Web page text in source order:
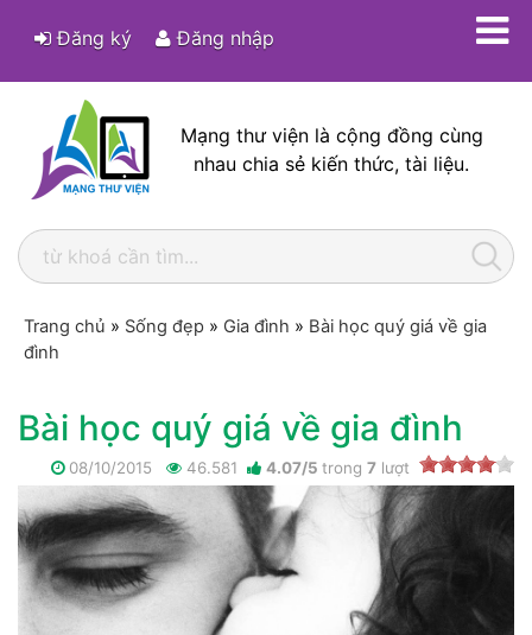
Đăng ký Đăng nhập
Mạng thư viện là cộng đồng cùng
nhau chia sẻ kiến thức, tài liệu.
Trang chủ » Sống đẹp » Gia đình » Bài học quý giá về gia
đình
Bài học quý giá về gia đình
08/10/2015 46.581 4.07/5 trong 7 lượt